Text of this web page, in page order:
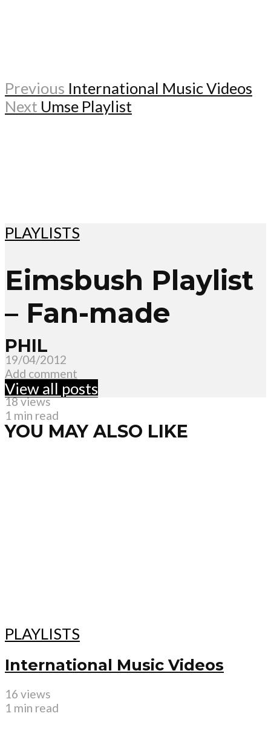
Previous International Music Videos
Next Umse Playlist
PLAYLISTS
Eimsbush Playlist
– Fan-made
19/04/2012
Add comment
Phil
18 views
1 min read
PHIL
View all posts
YOU MAY ALSO LIKE
PLAYLISTS
International Music Videos
16 views
1 min read